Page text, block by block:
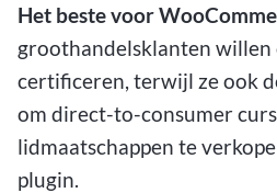
Het beste voor
groothandelsklanten willen
certificeren, terwijl ze ook
om direct-to-consumer
lidmaatschappen te
plugin.